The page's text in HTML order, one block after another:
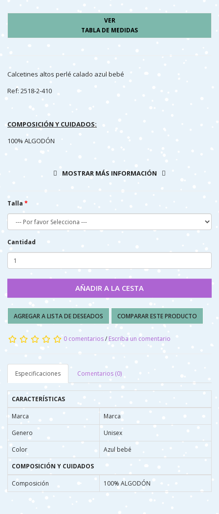
VER
TABLA DE MEDIDAS
Calcetines altos perlé calado azul bebé
Ref: 2518-2-410
COMPOSICIÓN Y CUIDADOS:
100% ALGODÓN
MOSTRAR MÁS INFORMACIÓN
Talla
Cantidad
AÑADIR A LA CESTA
AGREGAR A LISTA DE DESEADOS COMPARAR ESTE PRODUCTO
0 comentarios/ Escriba un comentario
Especificaciones Comentarios (0)
CARACTERÍSTICAS
Marca
Marca
Genero
Unisex
Color
Azul bebé
COMPOSICIÓN Y CUIDADOS
Composición 100% ALGODÓN